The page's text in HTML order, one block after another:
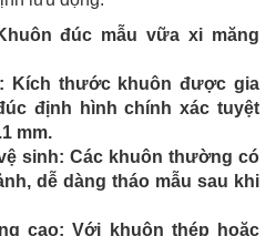
đúc mẫu vữa xi măng
Kích thước khuôn được gia
định hình chính xác tuyệt
mm.
sinh: Các khuôn thường có
dễ dàng tháo mẫu sau khi
cao: Với khuôn thép hoặc